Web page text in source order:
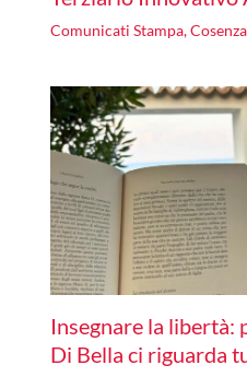
Comunicati Stampa,Cosenza
Insegnare la libertà:
Di Bella ci riguarda